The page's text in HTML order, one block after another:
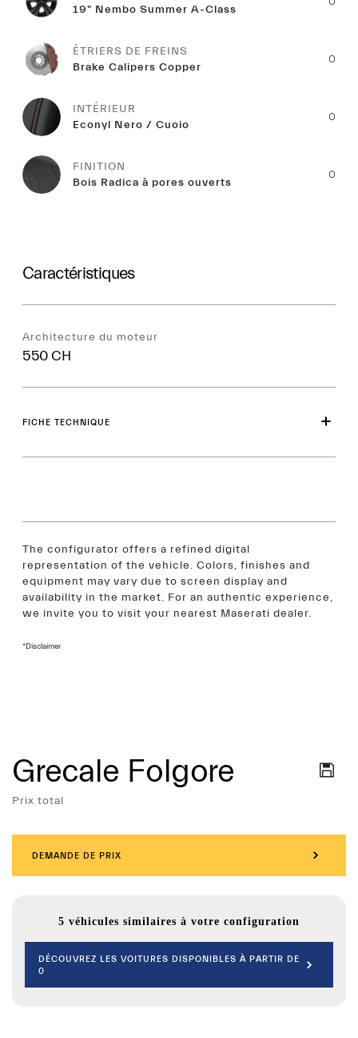
19" Nembo Summer A-Class
ÉTRIERS DE FREINS
Brake Calipers Copper
0
INTÉRIEUR
Econyl Nero / Cuoio
0
FINITION
Bois Radica à pores ouverts
0
Caractéristiques
Architecture du moteur
550 CH
FICHE TECHNIQUE
The configurator offers a refined digital
representation of the vehicle. Colors, finishes and
equipment may vary due to screen display and
availability in the market. For an authentic experience,
we invite you to visit your nearest Maserati dealer.
*Disclaimer
Services
Grecale Folgore
Prix total
DEMANDE DE PRIX
5 véhicules similaires à votre configuration
DÉCOUVREZ LES VOITURES DISPONIBLES À PARTIR DE
0